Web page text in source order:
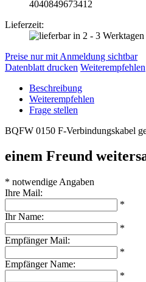
4040849673412
Lieferzeit:
Preise nur mit Anmeldung sichtbar
Datenblatt drucken Weiterempfehlen
Beschreibung
Weiterempfehlen
Frage stellen
BQFW 0150 F-Verbindungskabel
einem Freund
* notwendige Angaben
Ihre Mail:
*
Ihr Name:
*
Empfänger Mail:
*
Empfänger Name:
*